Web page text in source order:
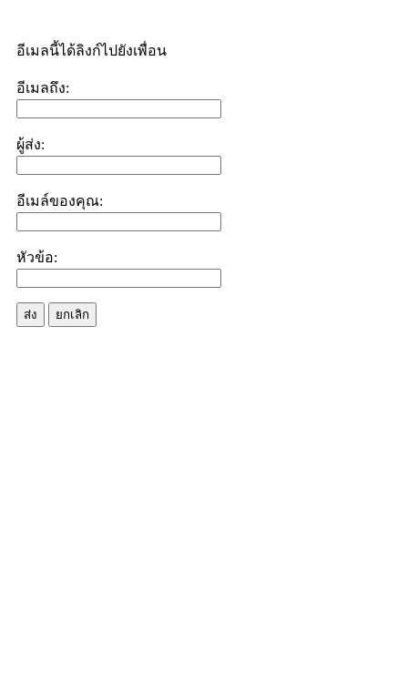
อีเมลนี้ได้ลิงก์ไปยังเพื่อน
อีเมลถึง:
ผู้ส่ง:
อีเมล์ของคุณ:
หัวข้อ:
ส่ง ยกเลิก